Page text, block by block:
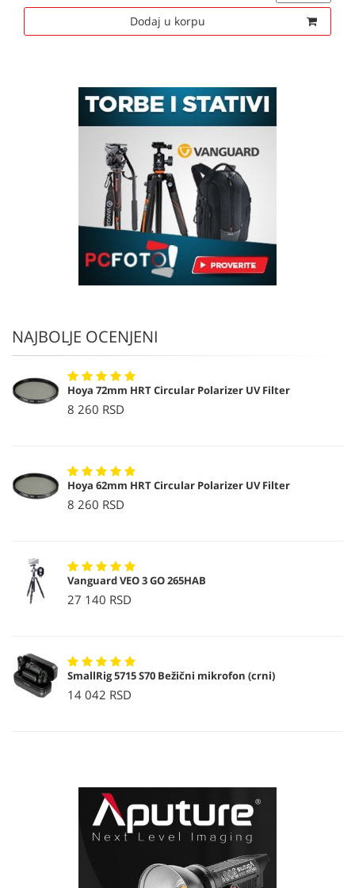
Dodaj u korpu
NAJBOLJE OCENJENI
Hoya 72mm HRT Circular Polarizer UV Filter
8 260 RSD
Hoya 62mm HRT Circular Polarizer UV Filter
8 260 RSD
Vanguard VEO 3 GO 265HAB
27 140 RSD
SmallRig 5715 S70 Bežični mikrofon (crni)
14 042 RSD